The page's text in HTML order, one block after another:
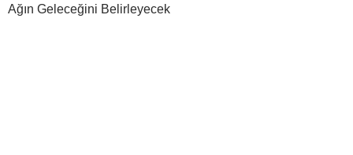
Ağın Geleceğini Belirleyecek